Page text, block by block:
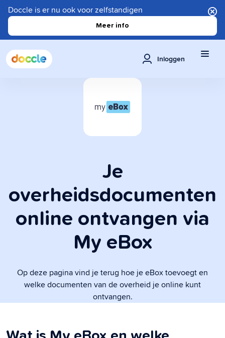
Doccle is er nu ook voor zelfstandigen
Meer info
Inloggen
Je
overheidsdocumenten
online ontvangen via
My eBox
Op deze pagina vind je terug hoe je eBox toevoegt en
welke documenten van de overheid je online kunt
ontvangen.